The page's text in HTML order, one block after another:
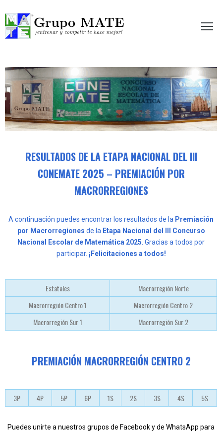
te hace mejor!
RESULTADOS DE LA ETAPA NACIONAL DEL III
CONEMATE 2025 – PREMIACIÓN POR
MACRORREGIONES
A continuación puedes encontrar los resultados de la Premiación
por Macrorregiones de la Etapa Nacional del III Concurso
Nacional Escolar de Matemática 2025. Gracias a todos por
participar. ¡Felicitaciones a todos!
Estatales
Macrorregión Norte
Macrorregión Centro 1
Macrorregión Centro 2
Macrorregión Sur 1
Macrorregión Sur 2
PREMIACIÓN MACRORREGIÓN CENTRO 2
3P 4P 5P 6P 1S 2S 3S 4S 5S
Puedes unirte a nuestros grupos de Facebook y de WhatsApp para